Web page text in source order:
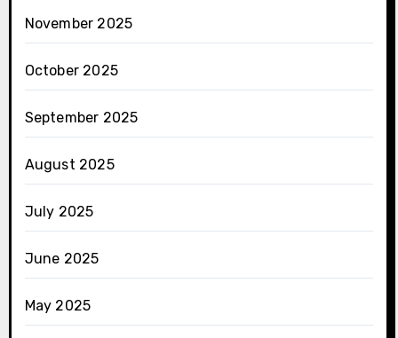
November 2025
October 2025
September 2025
August 2025
July 2025
June 2025
May 2025